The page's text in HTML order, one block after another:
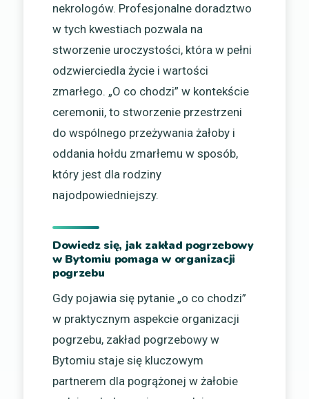
nekrologów. Profesjonalne doradztwo
w tych kwestiach pozwala na
stworzenie uroczystości, która w pełni
odzwierciedla życie i wartości
zmarłego. „O co chodzi” w kontekście
ceremonii, to stworzenie przestrzeni
do wspólnego przeżywania żałoby i
oddania hołdu zmarłemu w sposób,
który jest dla rodziny
najodpowiedniejszy.
Dowiedz się, jak zakład pogrzebowy
w Bytomiu pomaga w organizacji
pogrzebu
Gdy pojawia się pytanie „o co chodzi”
w praktycznym aspekcie organizacji
pogrzebu, zakład pogrzebowy w
Bytomiu staje się kluczowym
partnerem dla pogrążonej w żałobie